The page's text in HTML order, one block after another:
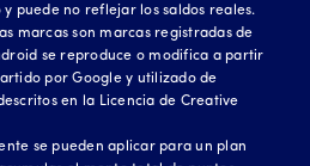
puede no reflejar los saldos reales.
marcas son marcas registradas de
se reproduce o modifica a partir
por Google y utilizado de
en la Licencia de Creative
se pueden aplicar para un plan